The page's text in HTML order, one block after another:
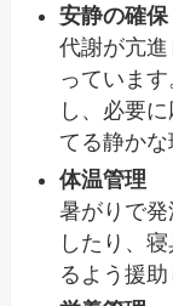
安静の確保
代謝が亢
っていま
し、必要
てる静かな
体温管理
暑がりで
したり、
るよう援助